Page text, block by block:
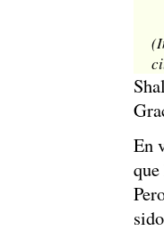
En